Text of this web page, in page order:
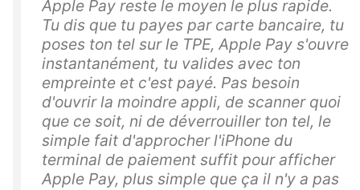
Apple Pay reste le moyen le plus rapide.
Tu dis que tu payes par carte bancaire, tu
poses ton tel sur le TPE, Apple Pay s'ouvre
instantanément, tu valides avec ton
empreinte et c'est payé. Pas besoin
d'ouvrir la moindre appli, de scanner quoi
que ce soit, ni de déverrouiller ton tel, le
simple fait d'approcher l'iPhone du
terminal de paiement suffit pour afficher
Apple Pay, plus simple que ça il n'y a pas